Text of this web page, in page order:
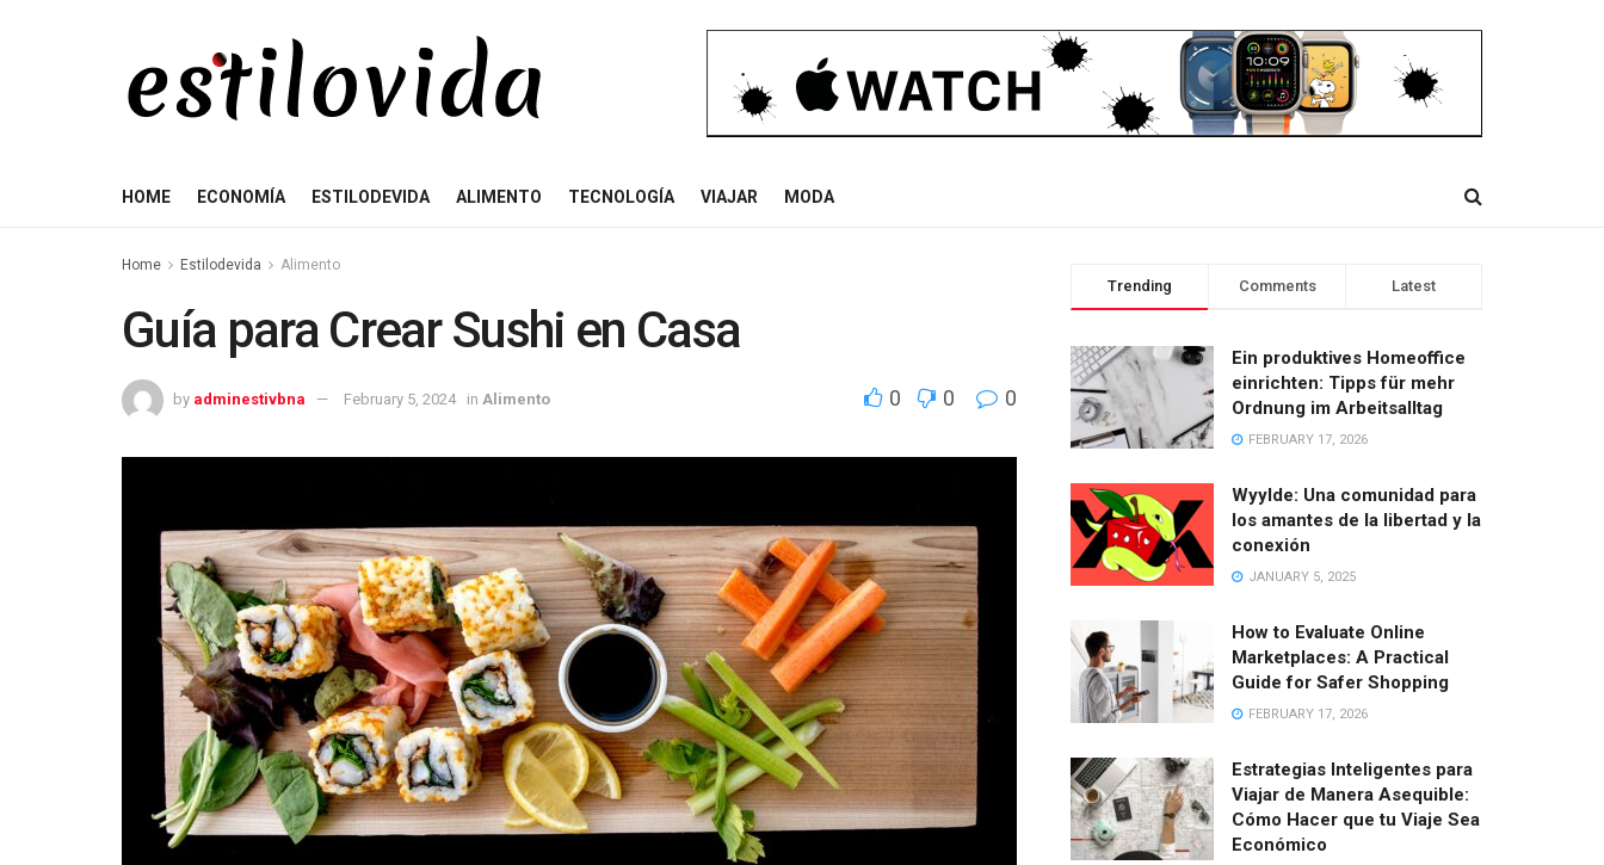
HOME ECONOMÍA ESTILODEVIDA ALIMENTO TECNOLOGÍA VIAJAR MODA
Home Estilodevida Alimento
Guía para Crear Sushi en Casa
by adminestivbna February 5, 2024 in Alimento 0 0 0
Trending Comments Latest
Ein produktives Homeoffice
einrichten: Tipps für mehr
Ordnung im Arbeitsalltag
FEBRUARY 17, 2026
Wyylde: Una comunidad para
los amantes de la libertad y la
conexión
JANUARY 5, 2025
How to Evaluate Online
Marketplaces: A Practical
Guide for Safer Shopping
FEBRUARY 17, 2026
Estrategias Inteligentes para
Viajar de Manera Asequible:
Cómo Hacer que tu Viaje Sea
Económico